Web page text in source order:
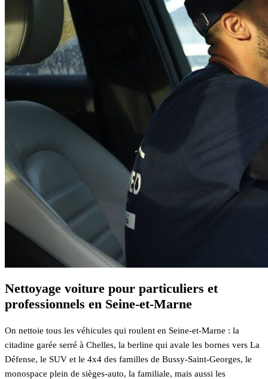
Nettoyage voiture pour particuliers et
professionnels en Seine-et-Marne
On nettoie tous les véhicules qui roulent en Seine-et-Marne : la
citadine garée serré à Chelles, la berline qui avale les bornes vers La
Défense, le SUV et le 4x4 des familles de Bussy-Saint-Georges, le
monospace plein de sièges-auto, la familiale, mais aussi les